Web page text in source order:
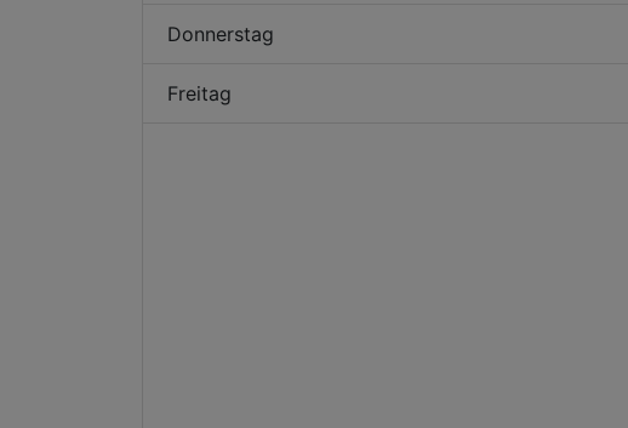
Donnerstag
Freitag